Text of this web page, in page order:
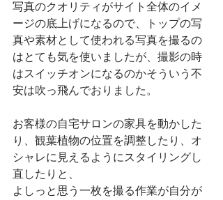
写真のクオリティがサイト全体のイメ
ージの底上げになるので、トップの写
真や素材として使われる写真を撮るの
はとても気を使いましたが、撮影の時
はスイッチオンになるのかそういう不
安は吹っ飛んでおりました。
お客様の自宅サロンの家具を動かした
り、観葉植物の位置を調整したり、オ
シャレに見えるようにスタイリングし
直したりと、
よしっと思う一枚を撮る作業が自分が